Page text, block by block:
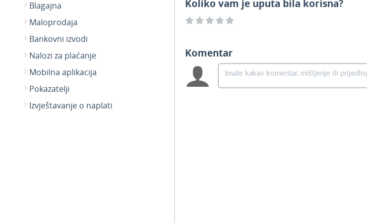
Blagajna
Maloprodaja
Bankovni izvodi
Nalozi za plaćanje
Mobilna aplikacija
Pokazatelji
Izvještavanje o naplati
Koliko vam je uputa bila korisna?
Komentar